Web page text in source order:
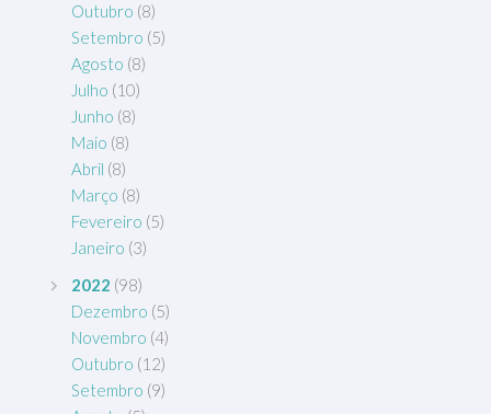
Outubro (8)
Setembro (5)
Agosto (8)
Julho (10)
Junho (8)
Maio (8)
Abril (8)
Março (8)
Fevereiro (5)
Janeiro (3)
2022 (98)
Dezembro (5)
Novembro (4)
Outubro (12)
Setembro (9)